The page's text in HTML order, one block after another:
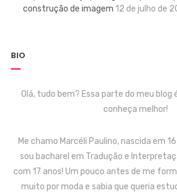
construção de imagem 12 de julho de
BIO
Olá, tudo bem? Essa parte do meu blog
conheça melhor!
Me chamo Marcéli Paulino, nascida em
sou bacharel em Tradução e
com 17 anos! Um pouco antes de me
muito por moda e sabia que queria